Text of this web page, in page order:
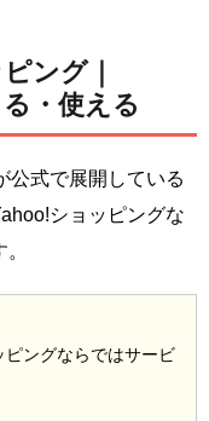
ング｜
・使える
公式で展開している
ショッピングな
ピングならではサービ